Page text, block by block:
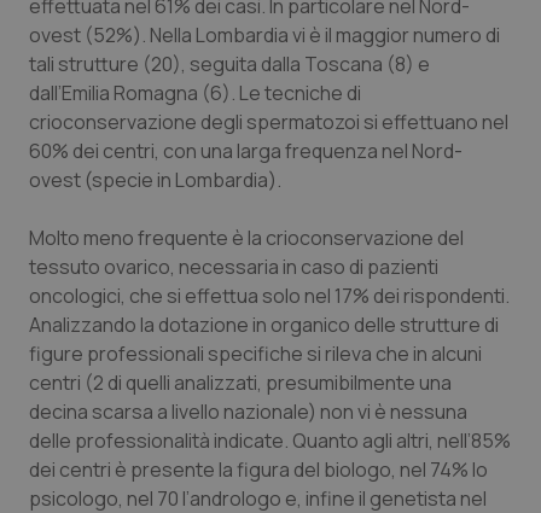
effettuata nel 61% dei casi. In particolare nel Nord-
ovest (52%). Nella Lombardia vi è il maggior numero di
tali strutture (20), seguita dalla Toscana (8) e
dall’Emilia Romagna (6). Le tecniche di
crioconservazione degli spermatozoi si effettuano nel
60% dei centri, con una larga frequenza nel Nord-
ovest (specie in Lombardia).
Molto meno frequente è la crioconservazione del
tessuto ovarico, necessaria in caso di pazienti
oncologici, che si effettua solo nel 17% dei rispondenti.
Analizzando la dotazione in organico delle strutture di
figure professionali specifiche si rileva che in alcuni
centri (2 di quelli analizzati, presumibilmente una
decina scarsa a livello nazionale) non vi è nessuna
delle professionalità indicate. Quanto agli altri, nell’85%
dei centri è presente la figura del biologo, nel 74% lo
psicologo, nel 70 l’andrologo e, infine il genetista nel
CookieScriptConsent
tracking-sites-ironfish-
tracking-enable
www.quotidianosanita.it